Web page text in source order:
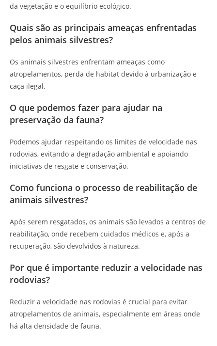
da vegetação e o equilíbrio ecológico.
Quais são as principais ameaças enfrentadas
pelos animais silvestres?
Os animais silvestres enfrentam ameaças como
atropelamentos, perda de habitat devido à urbanização e
caça ilegal.
O que podemos fazer para ajudar na
preservação da fauna?
Podemos ajudar respeitando os limites de velocidade nas
rodovias, evitando a degradação ambiental e apoiando
iniciativas de resgate e conservação.
Como funciona o processo de reabilitação de
animais silvestres?
Após serem resgatados, os animais são levados a centros de
reabilitação, onde recebem cuidados médicos e, após a
recuperação, são devolvidos à natureza.
Por que é importante reduzir a velocidade nas
rodovias?
Reduzir a velocidade nas rodovias é crucial para evitar
atropelamentos de animais, especialmente em áreas onde
há alta densidade de fauna.